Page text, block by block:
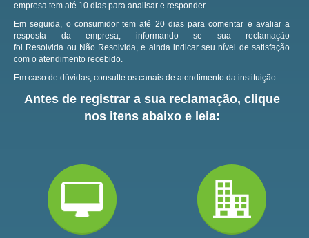
empresa tem até 10 dias para analisar e responder.
Em seguida, o consumidor tem até 20 dias para comentar e avaliar a
resposta da empresa, informando se sua reclamação
foi Resolvida ou Não Resolvida, e ainda indicar seu nível de satisfação
com o atendimento recebido.
Em caso de dúvidas, consulte os canais de atendimento da instituição.
Antes de registrar a sua reclamação, clique
nos itens abaixo e leia: